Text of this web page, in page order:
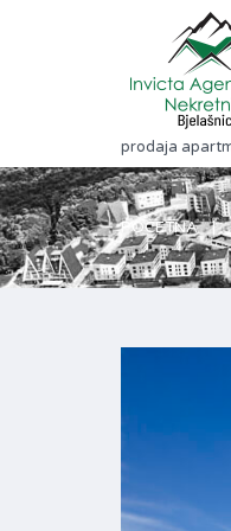
prodaja
POČETNA